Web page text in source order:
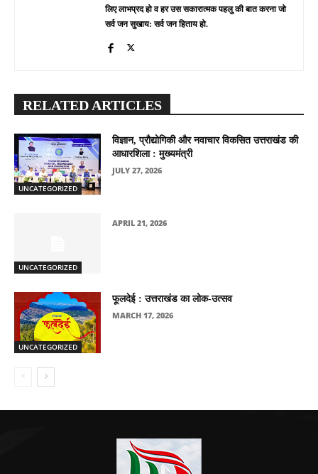
लिए लाभप्रद हो व हर उस सकारात्मक पहलु की बात करना जो
सर्व जन सुखाय: सर्व जन हिताय हो.
RELATED ARTICLES
UNCATEGORIZED
विज्ञान, प्रौद्योगिकी और नवाचार विकसित उत्तराखंड की
आधारशिला : मुख्यमंत्री
JULY 27, 2026
UNCATEGORIZED
APRIL 21, 2026
UNCATEGORIZED
फूलदेई : उत्तराखंड का लोक-उत्सव
MARCH 17, 2026